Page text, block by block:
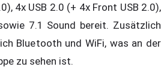
4x USB 2.0 (+ 4x Front USB 2.0),
7.1 Sound bereit. Zusätzlich
Bluetooth und WiFi, was an der
zu sehen ist.